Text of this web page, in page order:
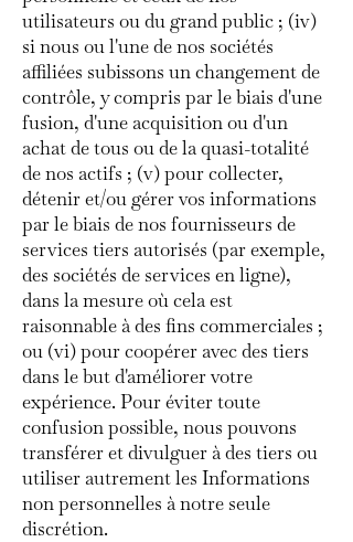
utilisateurs ou du grand public ; (iv)
si nous ou l'une de nos sociétés
affiliées subissons un changement de
contrôle, y compris par le biais d'une
fusion, d'une acquisition ou d'un
achat de tous ou de la quasi-totalité
de nos actifs ; (v) pour collecter,
détenir et/ou gérer vos informations
par le biais de nos fournisseurs de
services tiers autorisés (par exemple,
des sociétés de services en ligne),
dans la mesure où cela est
raisonnable à des fins commerciales ;
ou (vi) pour coopérer avec des tiers
dans le but d'améliorer votre
expérience. Pour éviter toute
confusion possible, nous pouvons
transférer et divulguer à des tiers ou
utiliser autrement les Informations
non personnelles à notre seule
discrétion.